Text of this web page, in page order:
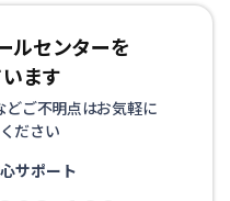
ルセンターを
ます
どご不明点はお気軽に
ださい
サポート